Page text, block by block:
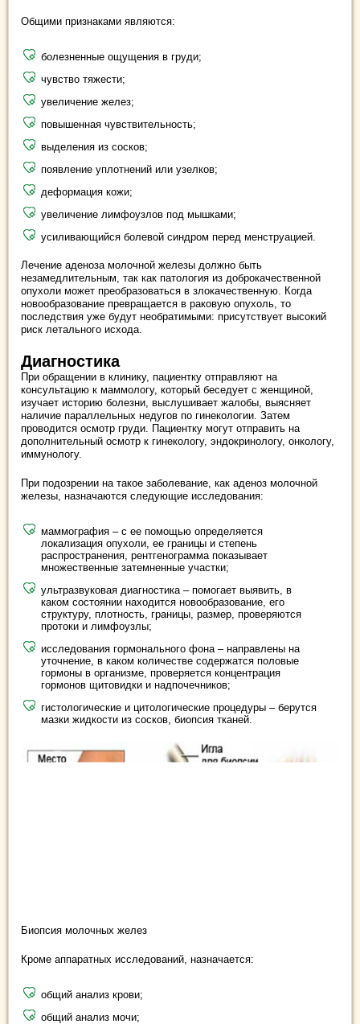
Общими признаками являются:
болезненные ощущения в груди;
чувство тяжести;
увеличение желез;
повышенная чувствительность;
выделения из сосков;
появление уплотнений или узелков;
деформация кожи;
увеличение лимфоузлов под мышками;
усиливающийся болевой синдром перед менструацией.
Лечение аденоза молочной железы должно быть
незамедлительным, так как патология из доброкачественной
опухоли может преобразоваться в злокачественную. Когда
новообразование превращается в раковую опухоль, то
последствия уже будут необратимыми: присутствует высокий
риск летального исхода.
Диагностика
При обращении в клинику, пациентку отправляют на
консультацию к маммологу, который беседует с женщиной,
изучает историю болезни, выслушивает жалобы, выясняет
наличие параллельных недугов по гинекологии. Затем
проводится осмотр груди. Пациентку могут отправить на
дополнительный осмотр к гинекологу, эндокринологу, онкологу,
иммунологу.
При подозрении на такое заболевание, как аденоз молочной
железы, назначаются следующие исследования:
маммография – с ее помощью определяется
локализация опухоли, ее границы и степень
распространения, рентгенограмма показывает
множественные затемненные участки;
ультразвуковая диагностика – помогает выявить, в
каком состоянии находится новообразование, его
структуру, плотность, границы, размер, проверяются
протоки и лимфоузлы;
исследования гормонального фона – направлены на
уточнение, в каком количестве содержатся половые
гормоны в организме, проверяется концентрация
гормонов щитовидки и надпочечников;
гистологические и цитологические процедуры – берутся
мазки жидкости из сосков, биопсия тканей.
Биопсия молочных желез
Кроме аппаратных исследований, назначается:
общий анализ крови;
общий анализ мочи;